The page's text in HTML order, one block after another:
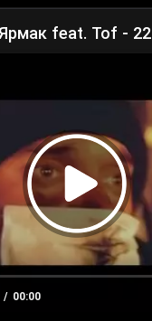
feat. Tof - 22
00:00